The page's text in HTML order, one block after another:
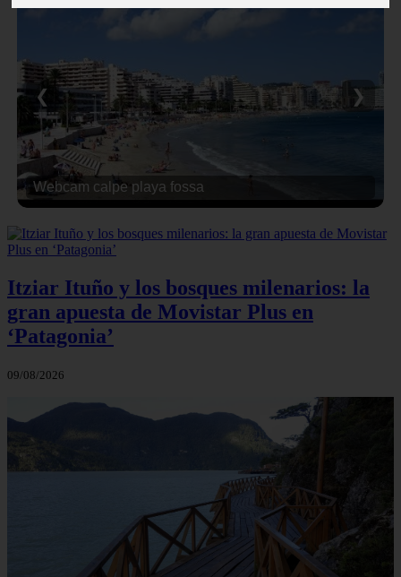
Webcam calpe playa fossa
❮ ❯
Itziar Ituño y los bosques milenarios: la
gran apuesta de Movistar Plus en
‘Patagonia’
09/08/2026